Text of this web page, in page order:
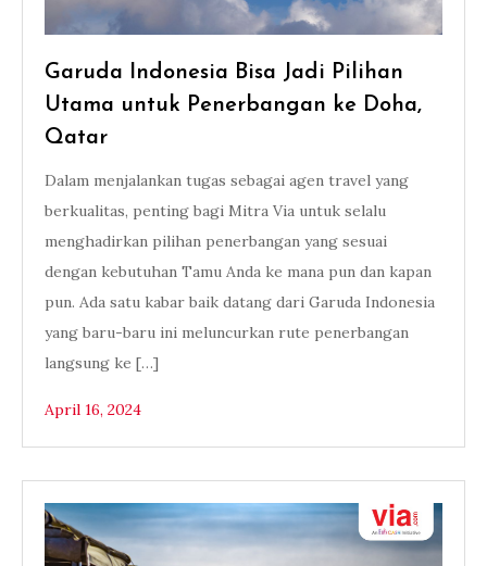
Garuda Indonesia Bisa Jadi Pilihan
Utama untuk Penerbangan ke Doha,
Qatar
Dalam menjalankan tugas sebagai agen travel yang
berkualitas, penting bagi Mitra Via untuk selalu
menghadirkan pilihan penerbangan yang sesuai
dengan kebutuhan Tamu Anda ke mana pun dan kapan
pun. Ada satu kabar baik datang dari Garuda Indonesia
yang baru-baru ini meluncurkan rute penerbangan
langsung ke […]
April 16, 2024